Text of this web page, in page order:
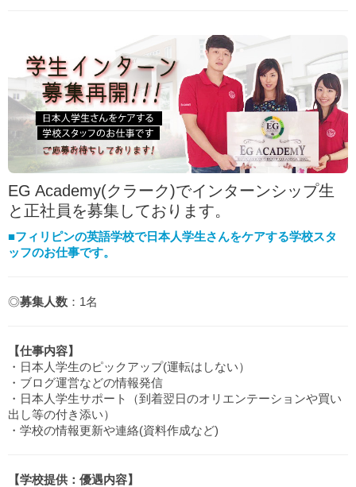
EG Academy(クラーク)でインターンシップ生
と正社員を募集しております。
■フィリピンの英語学校で日本人学生さんをケアする学校スタ
ッフのお仕事です。
◎募集人数 ：1名
【仕事内容】
・日本人学生のピックアップ(運転はしない）
・ブログ運営などの情報発信
・日本人学生サポート（到着翌日のオリエンテーションや買い
出し等の付き添い）
・学校の情報更新や連絡(資料作成など)
【学校提供：優遇内容】